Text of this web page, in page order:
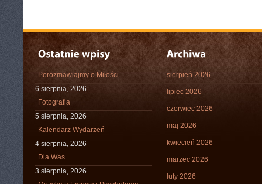
Porozmawiajmy o Miłości
6 sierpnia, 2026
Fotografia
5 sierpnia, 2026
Kalendarz Wydarzeń
4 sierpnia, 2026
Dla Was
3 sierpnia, 2026
sierpień 2026
lipiec 2026
czerwiec 2026
maj 2026
kwiecień 2026
marzec 2026
luty 2026